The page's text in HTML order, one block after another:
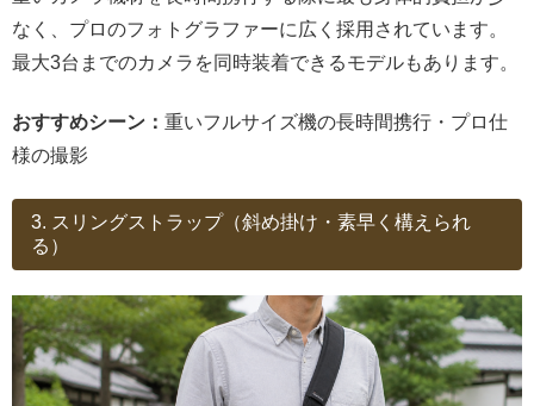
なく、プロのフォトグラファーに広く採用されています。
最大3台までのカメラを同時装着できるモデルもあります。
おすすめシーン： 重いフルサイズ機の長時間携行・プロ仕
様の撮影
3. スリングストラップ（斜め掛け・素早く構えられ
る）